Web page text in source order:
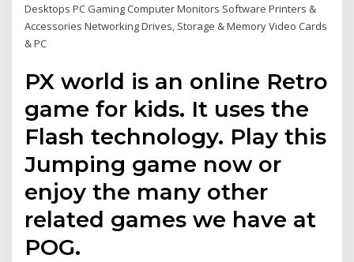
Desktops PC Gaming Computer Monitors Software Printers &
Accessories Networking Drives, Storage & Memory Video Cards
& PC
PX world is an online Retro
game for kids. It uses the
Flash technology. Play this
Jumping game now or
enjoy the many other
related games we have at
POG.